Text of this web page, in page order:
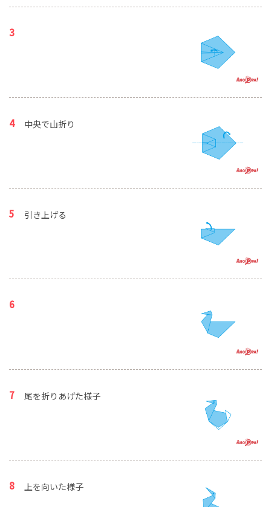
中央で山折り
引き上げる
尾を折りあげた様子
上を向いた様子